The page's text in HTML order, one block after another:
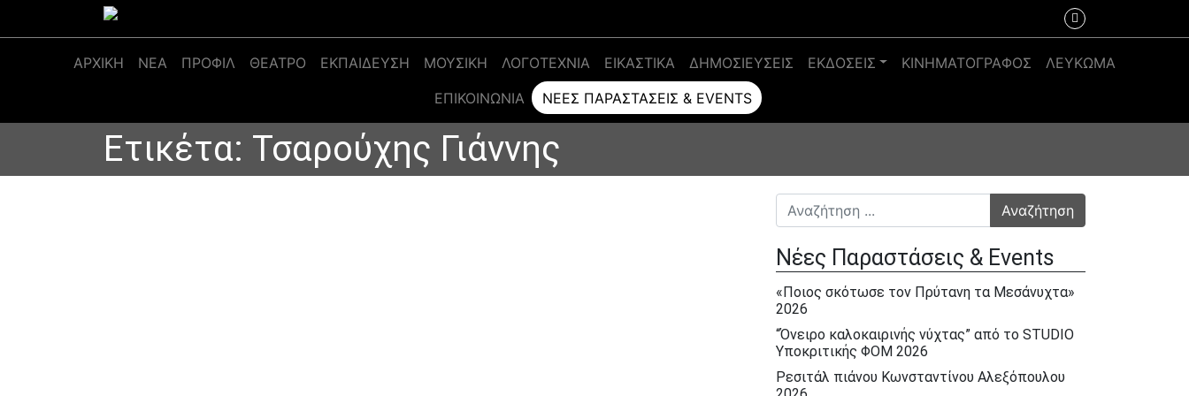
Κύρια πλοήγηση
ΑΡΧΙΚΉ ΝΕΑ ΠΡΟΦΊΛ ΘΕΑΤΡΟ ΕΚΠΑΙΔΕΥΣΗ ΜΟΥΣΙΚΗ ΛΟΓΟΤΕΧΝΙΑ ΕΙΚΑΣΤΙΚΑ ΔΗΜΟΣΙΕΥΣΕΙΣ ΕΚΔΟΣΕΙΣ ΚΙΝΗΜΑΤΟΓΡΑΦΟΣ
ΛΕΥΚΩΜΑ
ΕΠΙΚΟΙΝΩΝΊΑ
ΝΈΕΣ ΠΑΡΑΣΤΆΣΕΙΣ & EVENTS
Ετικέτα: Τσαρούχης Γιάννης
Αναζήτηση για:
Νέες Παραστάσεις & Events
«Ποιος σκότωσε τον Πρύτανη τα Μεσάνυχτα»
2026
“Όνειρο καλοκαιρινής νύχτας” από το STUDIO
Υποκριτικής ΦΟΜ 2026
Ρεσιτάλ πιάνου Κωνσταντίνου Αλεξόπουλου